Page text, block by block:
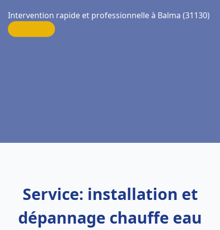
Intervention rapide et professionnelle à Balma (31130)
Service: installation et
dépannage chauffe eau